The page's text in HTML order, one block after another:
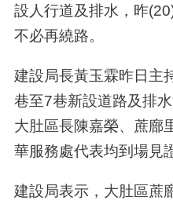
設人行道及排水，昨
不必再繞路。
建設局長黃玉霖昨日主
巷至7巷新設道路及排
大肚區長陳嘉榮、蔗廍
華服務處代表均到場見
建設局表示，大肚區蔗